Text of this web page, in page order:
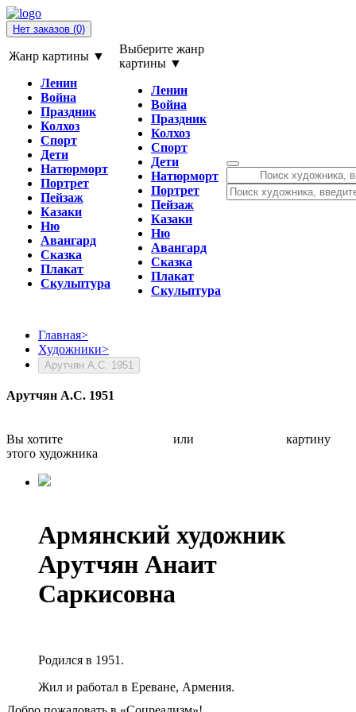
Нет заказов (0)
Жанр картины ▼
Ленин
Война
Праздник
Колхоз
Спорт
Дети
Натюрморт
Портрет
Пейзаж
Казаки
Ню
Авангард
Сказка
Плакат
Скульптура
Выберите жанр
картины ▼
Ленин
Война
Праздник
Колхоз
Спорт
Дети
Натюрморт
Портрет
Пейзаж
Казаки
Ню
Авангард
Сказка
Плакат
Скульптура
Главная>
Художники>
Арутчян А.С. 1951
Арутчян А.С. 1951
Вы хотите или
картину
этого художника
Армянский художник
Арутчян Анаит
Саркисовна
Родился в 1951.
Жил и работал в Ереване, Армения.